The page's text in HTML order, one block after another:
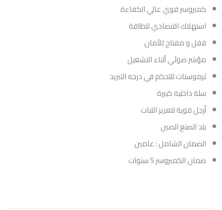
كمبروسر قوي عالي الكفاءة
استهلاك اقتصادي للطاقة
قفل و مفتاح للأمان
مؤشر ضوئي أثناء التشغيل
ثرموستات للتحكم في درجه التبريد
سلة داخلية كبيرة
أرجل قوية لتعزيز الثبات
بلد الصنع الصين
الضمان الشامل : عامين
ضمان الكمبروسر 5 سنوات